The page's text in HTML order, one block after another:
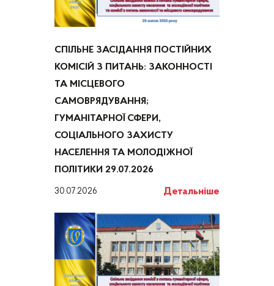
СПІЛЬНЕ ЗАСІДАННЯ ПОСТІЙНИХ
КОМІСІЙ З ПИТАНЬ: ЗАКОННОСТІ
ТА МІСЦЕВОГО
САМОВРЯДУВАННЯ;
ГУМАНІТАРНОЇ СФЕРИ,
СОЦІАЛЬНОГО ЗАХИСТУ
НАСЕЛЕННЯ ТА МОЛОДІЖНОЇ
ПОЛІТИКИ 29.07.2026
30.07.2026 Детальніше